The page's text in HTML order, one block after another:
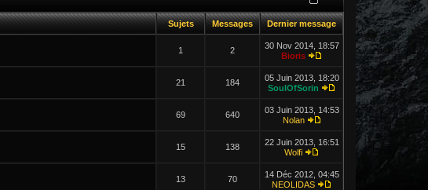
Sujets Messages Dernier message
1 2
30 Nov 2014, 18:57
Bioris
21 184
05 Juin 2013, 18:20
SoulOfSorin
69 640
03 Juin 2013, 14:53
Nolan
15 138
22 Juin 2013, 16:51
Wolfi
13 70
14 Déc 2012, 04:45
NEOLIDAS